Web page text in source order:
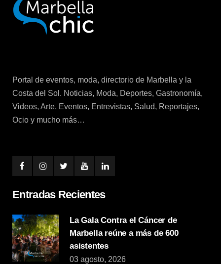
Portal de eventos, moda, directorio de Marbella y la
Costa del Sol. Noticias, Moda, Deportes, Gastronomía,
Videos, Arte, Eventos, Entrevistas, Salud, Reportajes,
Ocio y mucho más…
Entradas Recientes
La Gala Contra el Cáncer de
Marbella reúne a más de 600
asistentes
03 agosto, 2026